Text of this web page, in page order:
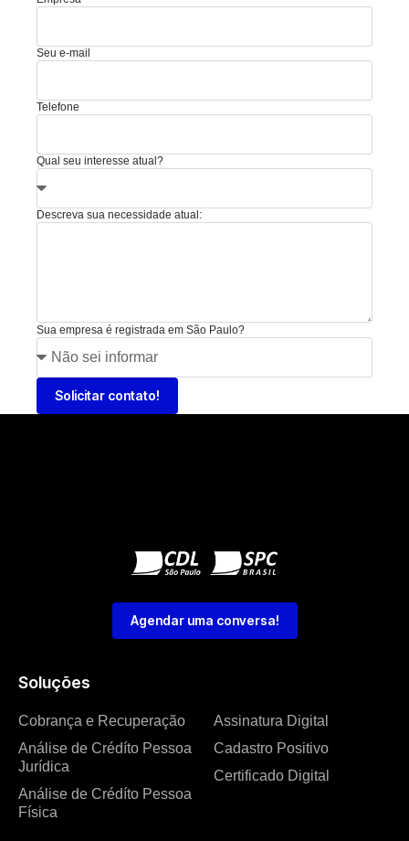
Seu e-mail
Telefone
Qual seu interesse atual?
Descreva sua necessidade atual:
Sua empresa é registrada em São Paulo?
Solicitar contato!
Soluções
Cobrança e Recuperação
Análise de Crédíto Pessoa
Jurídica
Análise de Crédíto Pessoa
Física
Assinatura Digital
Cadastro Positivo
Certificado Digital
Agendar uma conversa!